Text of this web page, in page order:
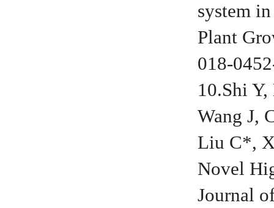
system
Plant
018-
10.Shi
Wang J,
Liu C*,
Novel
Journal